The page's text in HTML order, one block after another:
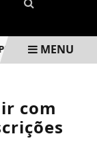
PARA
MENU
com